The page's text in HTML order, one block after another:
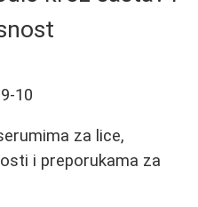
10
za lice,
i preporukama za